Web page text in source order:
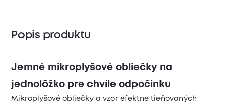
Popis produktu
Jemné mikroplyšové obliečky na
jednolôžko pre chvíle odpočinku
Mikroplyšové obliečky a vzor efektne tieňovaných